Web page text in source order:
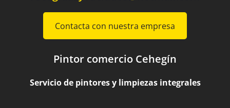
Contacta con nuestra empresa
Pintor comercio Cehegín
Servicio de pintores y limpiezas integrales